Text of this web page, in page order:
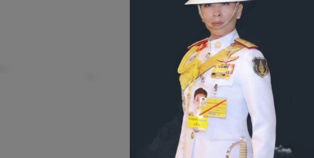
อาจได้ยินเสียงดังในหู
ไม่ค่อยปวดหู เว้นแต่ติดเชื้อ
การตรวจวินิจฉัย
ใช้เครื่องส่องหู (otoscope)
ตรวจการได้ยิน
ในบางราย แพทย์อาจเก็บตัว